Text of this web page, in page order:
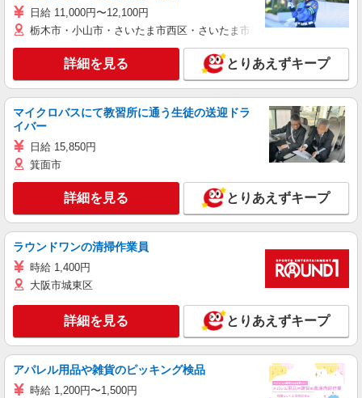
日給 11,000円〜12,100円
栃木市・小山市・さいたま市西区・さいたま市岩槻区・久喜市・蓮田
詳細を見る とりあえずキープ
マイクロバスにて教習所に通う生徒の送迎ドラ
イバー
日給 15,850円
箕面市
詳細を見る とりあえずキープ
ラウンドワンの清掃作業員
時給 1,400円
大阪市城東区
詳細を見る とりあえずキープ
アパレル用品や雑貨のピッキング検品
時給 1,200円〜1,500円